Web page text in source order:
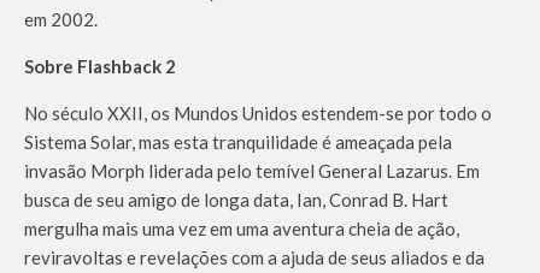
em 2002.
Sobre Flashback 2
No século XXII, os Mundos Unidos estendem-se por todo o
Sistema Solar, mas esta tranquilidade é ameaçada pela
invasão Morph liderada pelo temível General Lazarus. Em
busca de seu amigo de longa data, Ian, Conrad B. Hart
mergulha mais uma vez em uma aventura cheia de ação,
reviravoltas e revelações com a ajuda de seus aliados e da